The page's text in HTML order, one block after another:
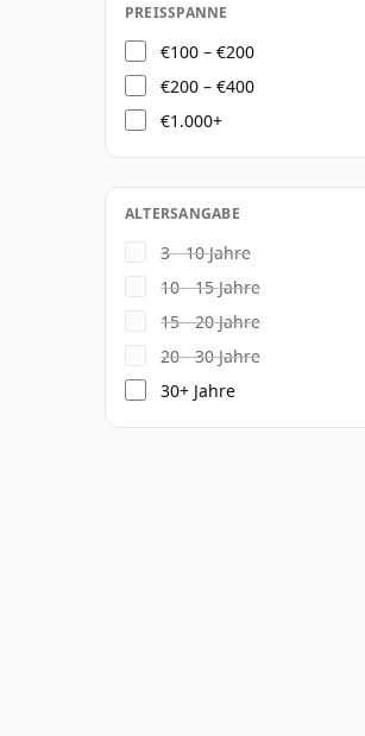
PREISSPANNE
€100 – €200
€200 – €400
€1.000+
ALTERSANGABE
3 - 10 Jahre
10 - 15 Jahre
15 - 20 Jahre
20 - 30 Jahre
30+ Jahre